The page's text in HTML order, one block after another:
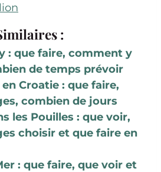
:
: que faire, comment y
de temps prévoir
Croatie : que faire,
combien de jours
les Pouilles : que voir,
choisir et que faire en
: que faire, que voir et